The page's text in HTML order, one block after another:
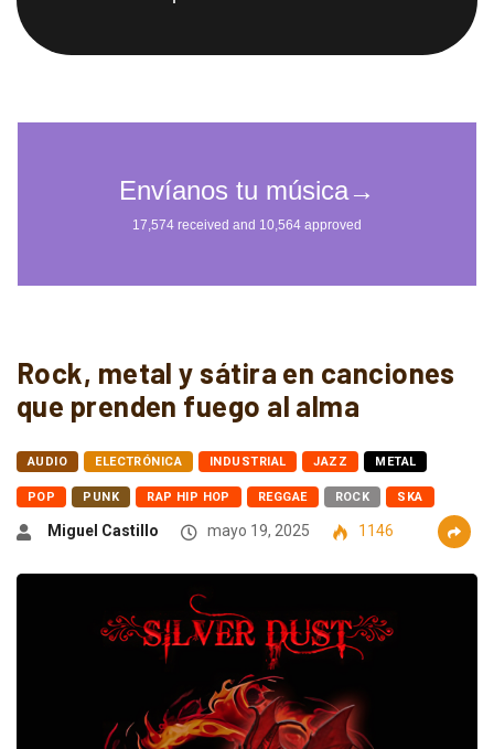
Rock, metal y sátira en canciones
que prenden fuego al alma
AUDIO ELECTRÓNICA INDUSTRIAL JAZZ METAL
POP PUNK RAP HIP HOP REGGAE ROCK SKA
Miguel Castillo mayo 19, 2025 1146